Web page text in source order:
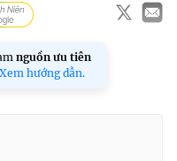
nguồn ưu tiên
Xem hướng dẫn.